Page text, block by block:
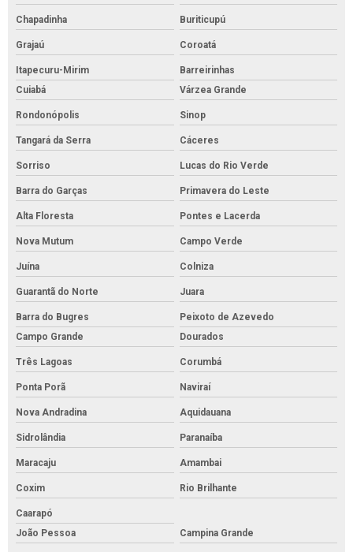
Chapadinha Buriticupú
Grajaú Coroatá
Itapecuru-Mirim
Barreirinhas
Cuiabá
Várzea Grande
Rondonópolis Sinop
Tangará da Serra Cáceres
Sorriso Lucas do Rio Verde
Barra do Garças Primavera do Leste
Alta Floresta Pontes e Lacerda
Nova Mutum Campo Verde
Juína Colniza
Guarantã do Norte Juara
Barra do Bugres
Peixoto de Azevedo
Campo Grande
Dourados
Três Lagoas Corumbá
Ponta Porã Naviraí
Nova Andradina Aquidauana
Sidrolândia Paranaíba
Maracaju Amambai
Coxim Rio Brilhante
Caarapó
João Pessoa
Campina Grande